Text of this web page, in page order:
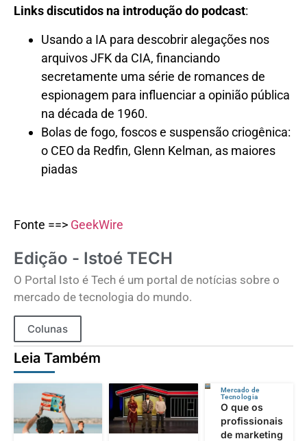
Links discutidos na introdução do podcast:
Usando a IA para descobrir alegações nos
arquivos JFK da CIA, financiando
secretamente uma série de romances de
espionagem para influenciar a opinião pública
na década de 1960.
Bolas de fogo, foscos e suspensão criogênica:
o CEO da Redfin, Glenn Kelman, as maiores
piadas
Fonte ==> GeekWire
Edição - Istoé TECH
O Portal Isto é Tech é um portal de notícias sobre o
mercado de tecnologia do mundo.
Colunas
Leia Também
Mercado de
Tecnologia
O que os
profissionais
de marketing